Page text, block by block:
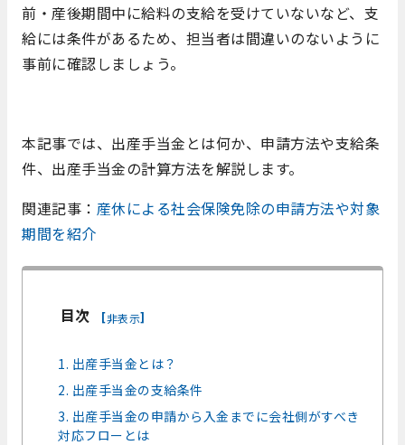
前・産後期間中に給料の支給を受けていないなど、支
給には条件があるため、担当者は間違いのないように
事前に確認しましょう。
本記事では、出産手当金とは何か、申請方法や支給条
件、出産手当金の計算方法を解説します。
関連記事： 産休による社会保険免除の申請方法や対象
期間を紹介
目次 [非表示]
1. 出産手当金とは？
2. 出産手当金の支給条件
3. 出産手当金の申請から入金までに会社側がすべき
対応フローとは